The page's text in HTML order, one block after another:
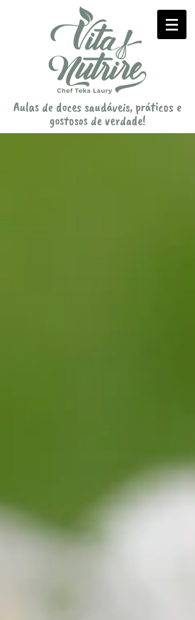
Aulas de doces saudáveis, práticos e
gostosos de verdade!